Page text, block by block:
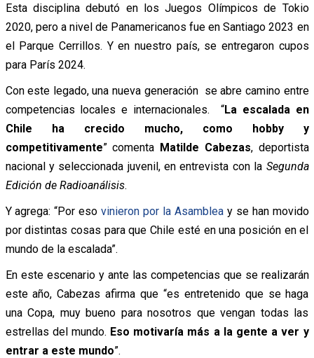
Esta disciplina debutó en los Juegos Olímpicos de Tokio
2020, pero a nivel de Panamericanos fue en Santiago 2023 en
el Parque Cerrillos. Y en nuestro país, se entregaron cupos
para París 2024.
Con este legado, una nueva generación se abre camino entre
competencias locales e internacionales. “La escalada en
Chile ha crecido mucho, como hobby y
competitivamente” comenta Matilde Cabezas, deportista
nacional y seleccionada juvenil, en entrevista con la Segunda
Edición de Radioanálisis.
Y agrega: “Por esovinieron por la Asambleay se han movido
por distintas cosas para que Chile esté en una posición en el
mundo de la escalada”.
En este escenario y ante las competencias que se realizarán
este año, Cabezas afirma que “es entretenido que se haga
una Copa, muy bueno para nosotros que vengan todas las
estrellas del mundo. Eso motivaría más a la gente a ver y
entrar a este mundo”.